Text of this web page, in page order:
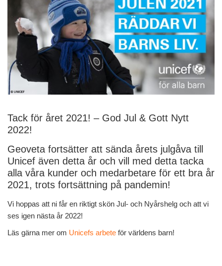
Tack för året 2021! – God Jul & Gott Nytt
2022!
Geoveta fortsätter att sända årets julgåva till
Unicef även detta år och vill med detta tacka
alla våra kunder och medarbetare för ett bra år
2021, trots fortsättning på pandemin!
Vi hoppas att ni får en riktigt skön Jul- och Nyårshelg och att vi
ses igen nästa år 2022!
Läs gärna mer om Unicefs arbete för världens barn!